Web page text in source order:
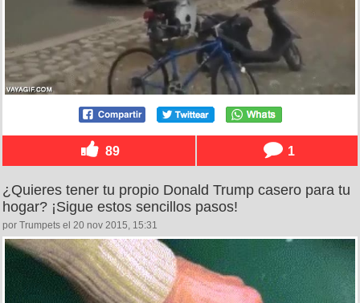
89 1
¿Quieres tener tu propio Donald Trump casero para tu
hogar? ¡Sigue estos sencillos pasos!
por Trumpets el 20 nov 2015, 15:31